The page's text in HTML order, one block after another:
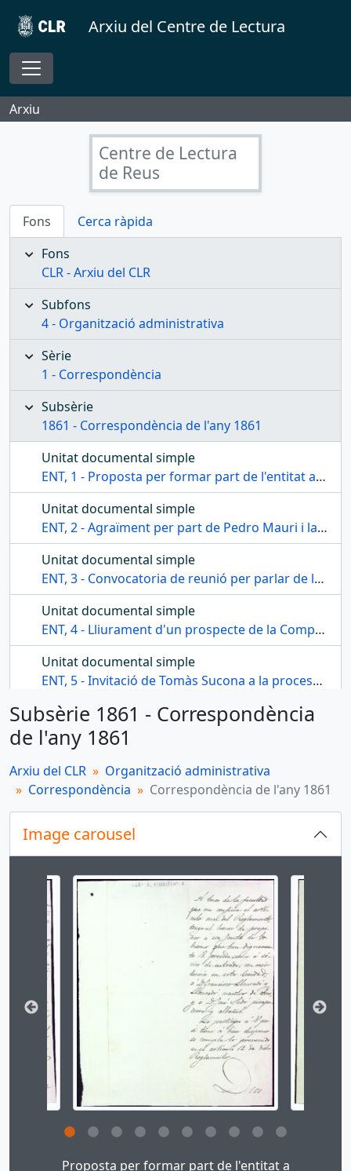
Skip to main content
Arxiu del Centre de Lectura
Toggle navigation
Arxiu
Centre de Lectura
de Reus
Fons
Cerca ràpida
Fons
CLR - Arxiu del CLR
Subfons
4 - Organització administrativa
Sèrie
1 - Correspondència
Subsèrie
1861 - Correspondència de l'any 1861
Unitat documental simple
ENT, 1 - Proposta per formar part de l'entitat a Francisco Llauradó y Llauradó i a José Sedó
Unitat documental simple
ENT, 2 - Agraïment per part de Pedro Mauri i la seva parella de ball al Centre de Lectura
Unitat documental simple
ENT, 3 - Convocatoria de reunió per parlar de les despeses ocasionades pel Carnaval
Unitat documental simple
ENT, 4 - Lliurament d'un prospecte de la Compañía española de seguros La Peninsular
Unitat documental simple
ENT, 5 - Invitació de Tomàs Sucona a la processó de Setmana Santa de la Congregació de la Sang
més 32...
Subsèrie 1861 - Correspondència
de l'any 1861
Arxiu del CLR
Organització administrativa
Correspondència
Correspondència de l'any 1861
Image carousel
Changing the current slide of this carousel will
Proposta per formar part de l'entitat a